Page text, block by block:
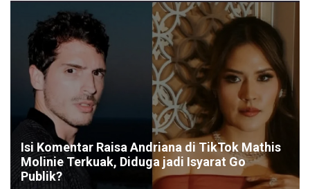
Isi Komentar Raisa Andriana di TikTok Mathis
Molinie Terkuak, Diduga jadi Isyarat Go
Publik?